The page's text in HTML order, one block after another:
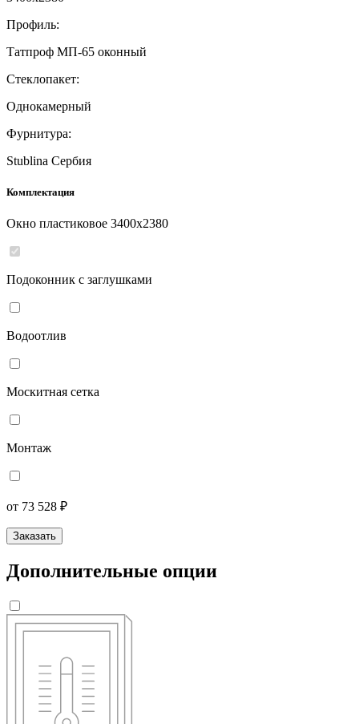
Профиль:
Татпроф МП-65 оконный
Стеклопакет:
Однокамерный
Фурнитура:
Stublina Сербия
Комплектация
Окно пластиковое 3400x2380
Подоконник с заглушками
Водоотлив
Москитная сетка
Монтаж
от 73 528 ₽
Заказать
Дополнительные опции